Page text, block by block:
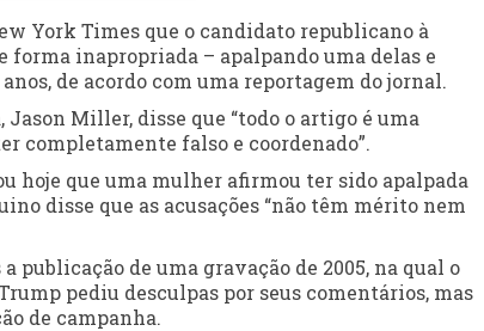
York Times que o candidato republicano à
forma inapropriada – apalpando uma delas e
de acordo com uma reportagem do jornal.
Miller, disse que “todo o artigo é uma
completamente falso e coordenado”.
hoje que uma mulher afirmou ter sido apalpada
disse que as acusações “não têm mérito nem
publicação de uma gravação de 2005, na qual o
pediu desculpas por seus comentários, mas
de campanha.